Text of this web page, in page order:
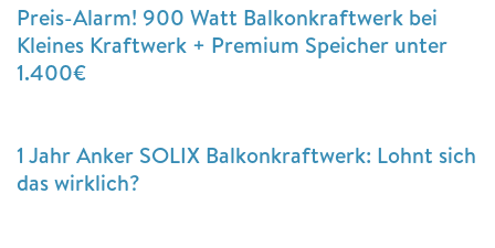
Preis-Alarm! 900 Watt Balkonkraftwerk bei
Kleines Kraftwerk + Premium Speicher unter
1.400€
1 Jahr Anker SOLIX Balkonkraftwerk: Lohnt sich
das wirklich?